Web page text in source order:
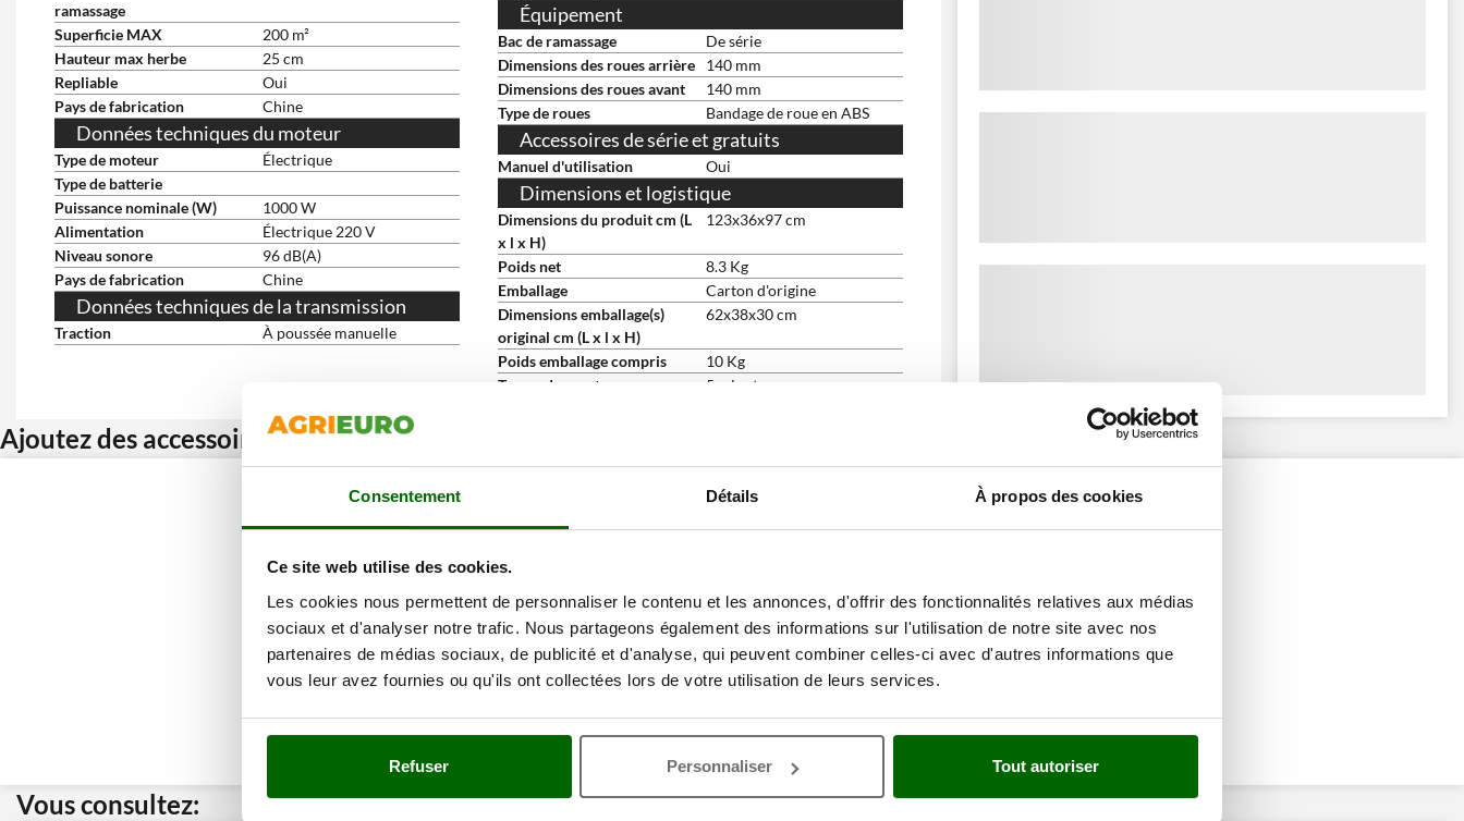
Consentement Détails À propos des cookies
Ce site web utilise des cookies.
Les cookies nous permettent de personnaliser le contenu et les annonces, d'offrir des fonctionnalités relatives aux médias
sociaux et d'analyser notre trafic. Nous partageons également des informations sur l'utilisation de notre site avec nos
partenaires de médias sociaux, de publicité et d'analyse, qui peuvent combiner celles-ci avec d'autres informations que
vous leur avez fournies ou qu'ils ont collectées lors de votre utilisation de leurs services.
Refuser Personnaliser Tout autoriser
ramassage
Superficie MAX
200 m²
Hauteur max herbe
25 cm
Repliable
Oui
Pays de fabrication
Chine
Données techniques du moteur
Type de moteur
Électrique
Type de batterie
Puissance nominale (W)
1000 W
Alimentation
Électrique 220 V
Niveau sonore
96 dB(A)
Pays de fabrication
Chine
Données techniques de la transmission
Traction À poussée manuelle
Équipement
Bac de ramassage
De série
Dimensions des roues arrière
140 mm
Dimensions des roues avant
140 mm
Type de roues
Bandage de roue en ABS
Accessoires de série et gratuits
Manuel d'utilisation Oui
Dimensions et logistique
Dimensions du produit cm (L
x l x H)
123x36x97 cm
Poids net
8.3 Kg
Emballage
Carton d'origine
Dimensions emballage(s)
original cm (L x l x H)
62x38x30 cm
Poids emballage compris
10 Kg
Temps de montage
5 minutes
Ajoutez des accessoires et bénéficiez d’une remise
Vous consultez: Nos clients ont consulté également ces articles: